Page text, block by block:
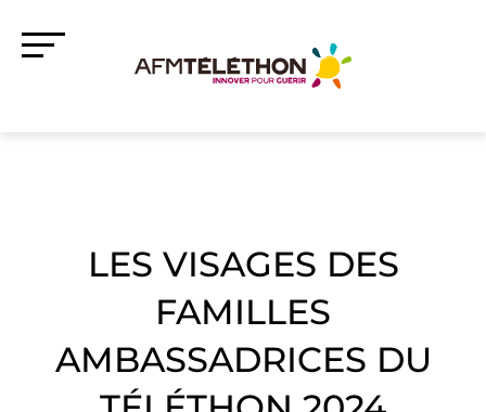
LES VISAGES DES
FAMILLES
AMBASSADRICES DU